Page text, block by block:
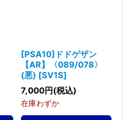
[PSA10]ドドゲザン
【AR】〈089/078〉
(悪) [SV1S]
7,000円(税込)
在庫わずか